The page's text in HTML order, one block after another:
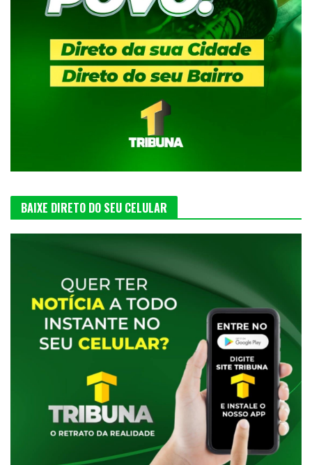
BAIXE DIRETO DO SEU CELULAR